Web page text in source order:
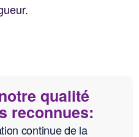
qualité
reconnues:
continue de la